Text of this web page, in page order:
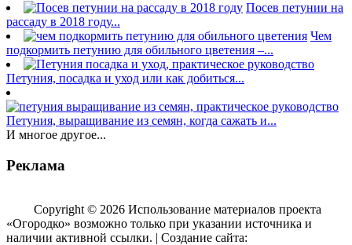
Посев петунии на
рассаду в 2018 году...
Чем
подкормить петунию для обильного цветения –...
Петуния, посадка и уход или как добиться...
Петуния, выращивание из семян, когда сажать и...
И многое другое...
Реклама
Copyright © 2026 Использование материалов проекта
«Огородко» возможно только при указании источника и
наличии активной ссылки. | Создание сайта: